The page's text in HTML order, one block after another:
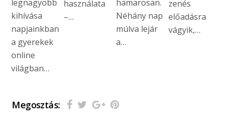
legnagyobb
kihívása
napjainkban
a gyerekek
online
világban…
használata
–…
hamarosan.
Néhány nap
múlva lejár
a…
zenés
előadásra
vágyik,…
Megosztás: